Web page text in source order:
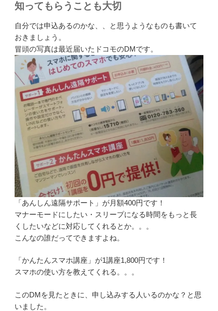
知ってもらうことも大切
自分では申込あるのかな、、と思うようなものも書いて
おきましょう。
冒頭の写真は最近届いたドコモのDMです。
「あんしん遠隔サポート」が月額400円です！
マナーモードにしたい・スリープになる時間をもっと長
くしたいなどに対応してくれるとか。。。
こんなの誰だってできますよね。
「かんたんスマホ講座」が1講座1,800円です！
スマホの使い方を教えてくれる。。。
このDMを見たときに、申し込みする人いるのかな？と思
いました。